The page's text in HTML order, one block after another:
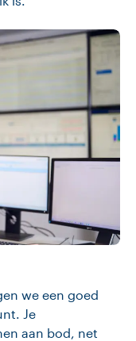
we een goed
Je
aan bod, net